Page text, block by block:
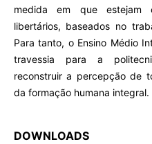
medida em que estejam
libertários, baseados no
Para tanto, o Ensino Médio
travessia para a
reconstruir a percepção de
da formação humana integral.
DOWNLOADS